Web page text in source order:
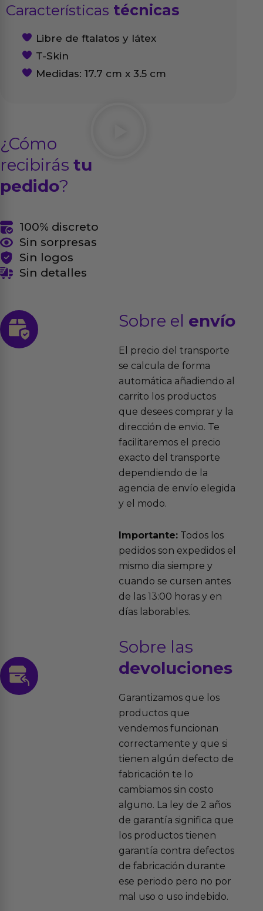
Características técnicas
Libre de ftalatos y látex
T-Skin
Medidas: 17.7 cm x 3.5 cm
¿Cómo
recibirás tu
pedido?
100% discreto
Sin sorpresas
Sin logos
Sin detalles
Sobre el envío
El precio del transporte
se calcula de forma
automática añadiendo al
carrito los productos
que desees comprar y la
dirección de envio. Te
facilitaremos el precio
exacto del transporte
dependiendo de la
agencia de envío elegida
y el modo.
Importante:Todos los
pedidos son expedidos el
mismo dia siempre y
cuando se cursen antes
de las 13:00 horas y en
días laborables.
Sobre las
devoluciones
Garantizamos que los
productos que
vendemos funcionan
correctamente y que si
tienen algún defecto de
fabricación te lo
cambiamos sin costo
alguno. La ley de 2 años
de garantía significa que
los productos tienen
garantía contra defectos
de fabricación durante
ese periodo pero no por
mal uso o uso indebido.